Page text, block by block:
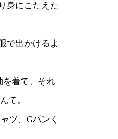
身にこたえた
で出かけるよ
を着て、それ
て。
ツ、Gパンく